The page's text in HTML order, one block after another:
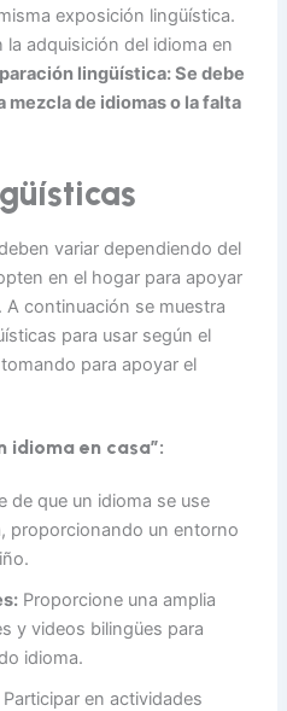
exposición lingüística.
adquisición del idioma en
lingüística: Se debe
de idiomas o la falta
variar dependiendo del
en el hogar para apoyar
A continuación se muestra
para usar según el
para apoyar el
idioma en casa”:
de que un idioma se use
proporcionando un entorno
Proporcione una amplia
y videos bilingües para
idioma.
Participar en actividades